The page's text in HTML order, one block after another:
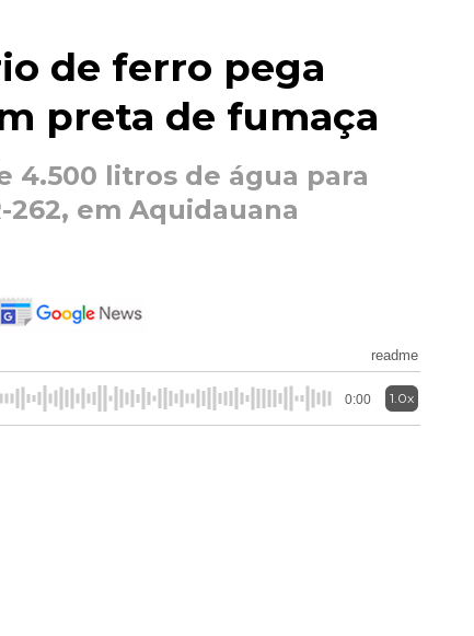
de ferro pega
preta de fumaça
4.500 litros de água para
em Aquidauana
readme
0:00 1.0x